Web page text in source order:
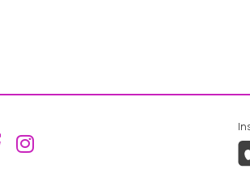
Aceder ao Facebook da
Aceder ao Instagram